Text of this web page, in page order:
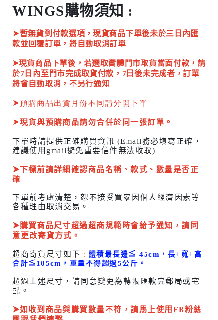
WINGS購物須知 :
➤暫無貨到付款選項，現貨商品下單後未於三日內匯
款並回覆訂單，將自動取消訂單
➤現貨商品下單後，若選取實體門市取貨當面付款，請
於7日內至門市完成取貨付款，7日後未完成者，訂單
將會自動取消，不另行通知
➤預購商品出貨月份不同請分開下單
➤現貨與預購商品請勿合併於同一張訂單。
下單時請提供正確購買資訊 (Email務必填寫正確，
建議使用gmail避免重要信件無法收取)
➤下標前請詳細確認商品名稱、款式、數量是否正
確
下單前考慮清楚，恕不接受買家因個人經濟因素等
各種理由取消交易。
➤購買商品尺寸超過超商規範時會給予通知，請同
意更改寄貨方式。
超商寄貨尺寸如下 : 體積最長邊≦ 45cm，長+寬+高
合計≦ 105cm， 重量不得超過5公斤 。
超過上述尺寸，請同意變更為轉帳匯款完郵局或宅
配 。
➤如收到商品與購買數量不符，請馬上使用FB粉絲